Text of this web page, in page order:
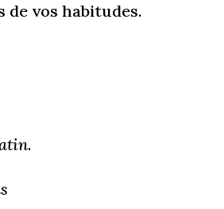
de vos habitudes.